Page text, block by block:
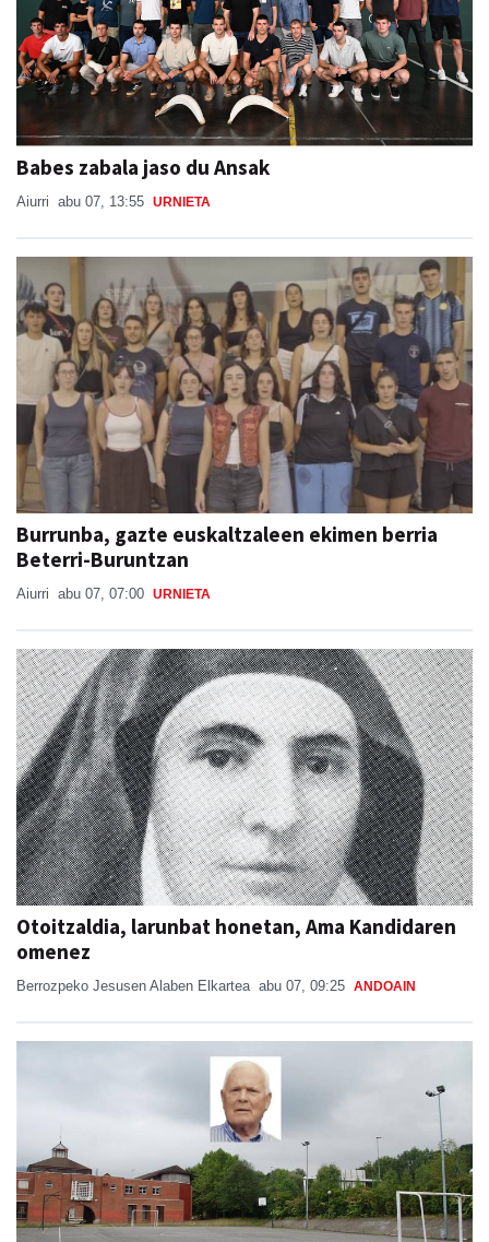
Babes zabala jaso du Ansak
Aiurri abu 07, 13:55 URNIETA
Burrunba, gazte euskaltzaleen ekimen berria
Beterri-Buruntzan
Aiurri abu 07, 07:00 URNIETA
Otoitzaldia, larunbat honetan, Ama Kandidaren
omenez
Berrozpeko Jesusen Alaben Elkartea abu 07, 09:25 ANDOAIN